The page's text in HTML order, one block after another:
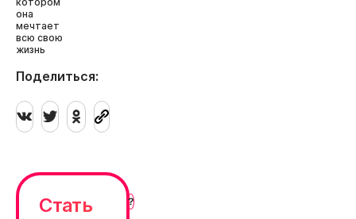
она
мечтает
всю свою
жизнь
Поделиться:
Стать